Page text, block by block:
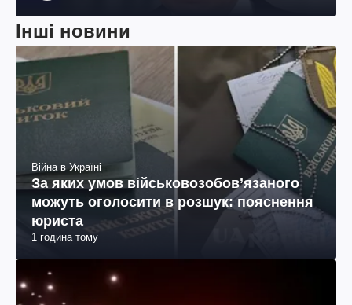
Інші новини
Війна в Україні
За яких умов військовозобов’язаного
можуть оголосити в розшук: пояснення
юриста
1 година тому